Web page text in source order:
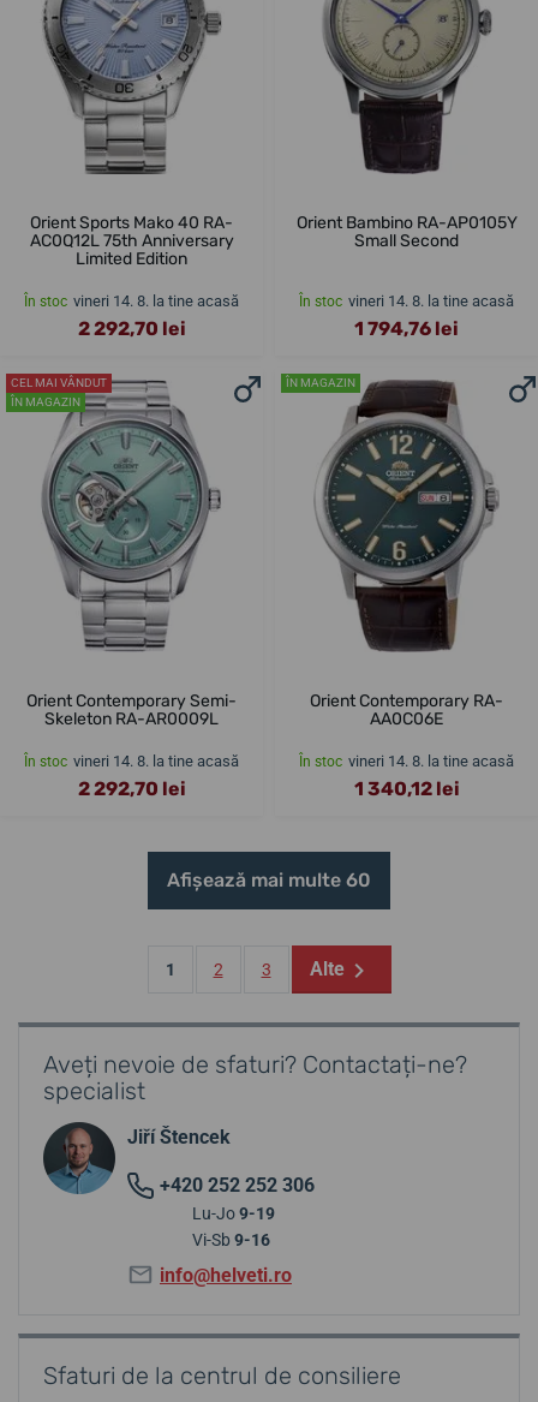
Orient Sports Mako 40 RA-
AC0Q12L 75th Anniversary
Limited Edition
În stoc vineri 14. 8. la tine acasă
2 292,70 lei
Orient Bambino RA-AP0105Y
Small Second
În stoc vineri 14. 8. la tine acasă
1 794,76 lei
CEL MAI VÂNDUT
ÎN MAGAZIN
Orient Contemporary Semi-
Skeleton RA-AR0009L
În stoc vineri 14. 8. la tine acasă
2 292,70 lei
ÎN MAGAZIN
Orient Contemporary RA-
AA0C06E
În stoc vineri 14. 8. la tine acasă
1 340,12 lei
Afișează mai multe 60
1 2 3 Alte
Aveți nevoie de sfaturi? Contactați-ne?
specialist
Jiří Štencek
+420 252 252 306
Lu-Jo9-19
Vi-Sb 9-16
info@helveti.ro
Sfaturi de la centrul de consiliere